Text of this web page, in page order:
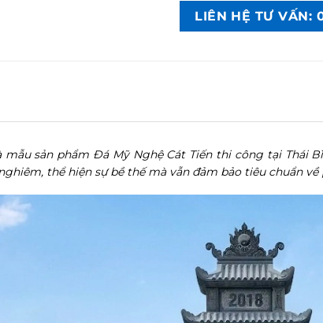
LIÊN HỆ TƯ VẤN:
mẫu sản phẩm Đá Mỹ Nghệ Cát Tiến thi công tại Thái
thể hiện sự bề thế mà vẫn đảm bảo tiêu chuẩn